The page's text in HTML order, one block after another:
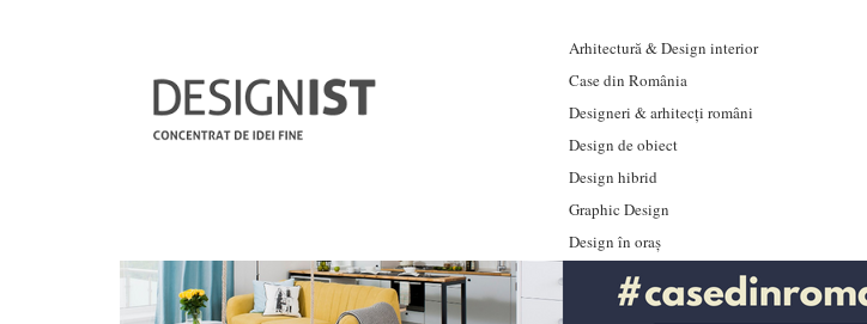
Arhitectură & Design interior
Case din România
Designeri & arhitecți români
Design de obiect
Design hibrid
Graphic Design
Design în oraș